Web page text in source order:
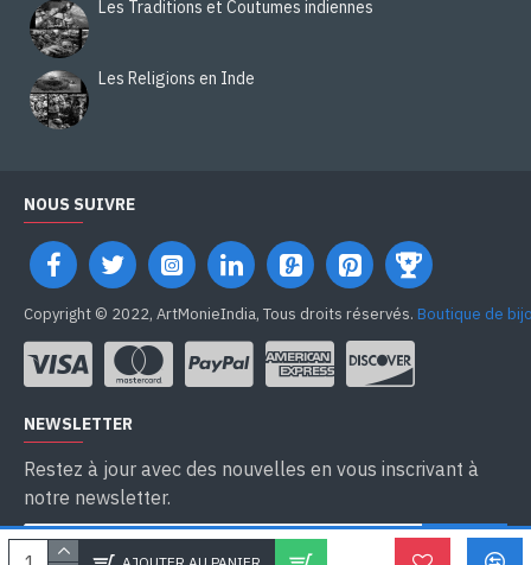
AJOUTER AU PANIER
Les Traditions et Coutumes indiennes
Les Religions en Inde
NOUS SUIVRE
Copyright © 2022, ArtMonieIndia, Tous droits réservés. Boutique de
NEWSLETTER
Restez à jour avec des nouvelles en vous inscrivant à
notre newsletter.